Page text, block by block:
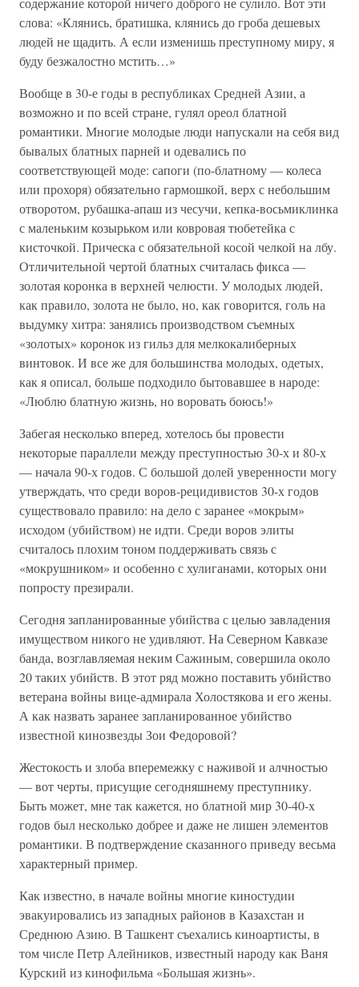
слова: «Клянись, братишка, клянись до гроба дешевых
людей не щадить. А если изменишь преступному миру, я
буду безжалостно мстить…»
Вообще в 30-е годы в республиках Средней Азии, а
возможно и по всей стране, гулял ореол блатной
романтики. Многие молодые люди напускали на себя вид
бывалых блатных парней и одевались по
соответствующей моде: сапоги (по-блатному — колеса
или прохоря) обязательно гармошкой, верх с небольшим
отворотом, рубашка-апаш из чесучи, кепка-восьмиклинка
с маленьким козырьком или ковровая тюбетейка с
кисточкой. Прическа с обязательной косой челкой на лбу.
Отличительной чертой блатных считалась фикса —
золотая коронка в верхней челюсти. У молодых людей,
как правило, золота не было, но, как говорится, голь на
выдумку хитра: занялись производством съемных
«золотых» коронок из гильз для мелкокалиберных
винтовок. И все же для большинства молодых, одетых,
как я описал, больше подходило бытовавшее в народе:
«Люблю блатную жизнь, но воровать боюсь!»
Забегая несколько вперед, хотелось бы провести
некоторые параллели между преступностью 30-х и 80-х
— начала 90-х годов. С большой долей уверенности могу
утверждать, что среди воров-рецидивистов 30-х годов
существовало правило: на дело с заранее «мокрым»
исходом (убийством) не идти. Среди воров элиты
считалось плохим тоном поддерживать связь с
«мокрушником» и особенно с хулиганами, которых они
попросту презирали.
Сегодня запланированные убийства с целью завладения
имуществом никого не удивляют. На Северном Кавказе
банда, возглавляемая неким Сажиным, совершила около
20 таких убийств. В этот ряд можно поставить убийство
ветерана войны вице-адмирала Холостякова и его жены.
А как назвать заранее запланированное убийство
известной кинозвезды Зои Федоровой?
Жестокость и злоба вперемежку с наживой и алчностью
— вот черты, присущие сегодняшнему преступнику.
Быть может, мне так кажется, но блатной мир 30-40-х
годов был несколько добрее и даже не лишен элементов
романтики. В подтверждение сказанного приведу весьма
характерный пример.
Как известно, в начале войны многие киностудии
эвакуировались из западных районов в Казахстан и
Среднюю Азию. В Ташкент съехались киноартисты, в
том числе Петр Алейников, известный народу как Ваня
Курский из кинофильма «Большая жизнь».